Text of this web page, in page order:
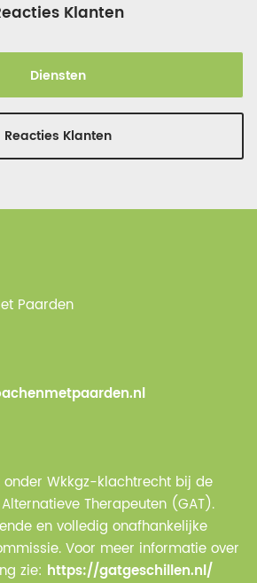
Klanten
Diensten
Reacties Klanten
Paarden
Wkkgz-klachtrecht bij de
Therapeuten (GAT).
en volledig onafhankelijke
Voor meer informatie over
zie: https://gatgeschillen.nl/